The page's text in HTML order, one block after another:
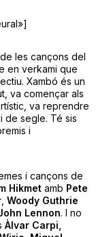
les cançons del
en verkami que
Xambó és un
va començar als
va reprendre
de segle. Té sis
i
i cançons de
Hikmetamb Pete
, Woody Guthrie
Lennon. I no
Àlvar Carpi,